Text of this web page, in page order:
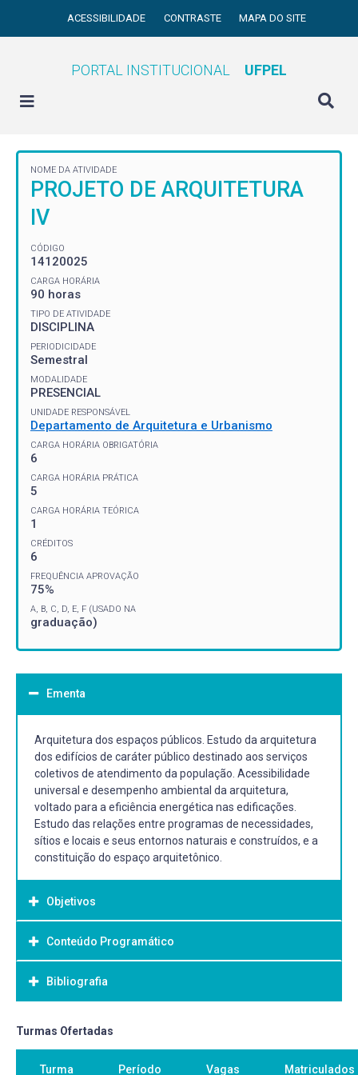
ACESSIBILIDADE CONTRASTE MAPA DO SITE
PORTAL INSTITUCIONAL UFPEL
NOME DA ATIVIDADE
PROJETO DE ARQUITETURA
IV
CÓDIGO
14120025
CARGA HORÁRIA
90 horas
TIPO DE ATIVIDADE
DISCIPLINA
PERIODICIDADE
Semestral
MODALIDADE
PRESENCIAL
UNIDADE RESPONSÁVEL
Departamento de Arquitetura e Urbanismo
CARGA HORÁRIA OBRIGATÓRIA
6
CARGA HORÁRIA PRÁTICA
5
CARGA HORÁRIA TEÓRICA
1
CRÉDITOS
6
FREQUÊNCIA APROVAÇÃO
75%
A, B, C, D, E, F (USADO NA
graduação)
Ementa
Arquitetura dos espaços públicos. Estudo da arquitetura
dos edifícios de caráter público destinado aos serviços
coletivos de atendimento da população. Acessibilidade
universal e desempenho ambiental da arquitetura,
voltado para a eficiência energética nas edificações.
Estudo das relações entre programas de necessidades,
sítios e locais e seus entornos naturais e construídos, e a
constituição do espaço arquitetônico.
Objetivos
Objetivo Geral:
Objetivo(s) Geral(ais):
Desenvolver habilidades e adquirir competências para a
exercícios de interpretação e aplicação de diretrizes
Conteúdo Programático
Bibliografia
Bibliografia Básica:
ARAVENA, Alejandro (Ed.). Material de Arquitectura.
Santiago de Chile: Ediciones ARQ, 2003.
Turmas Ofertadas
Turma Período Vagas Matriculados